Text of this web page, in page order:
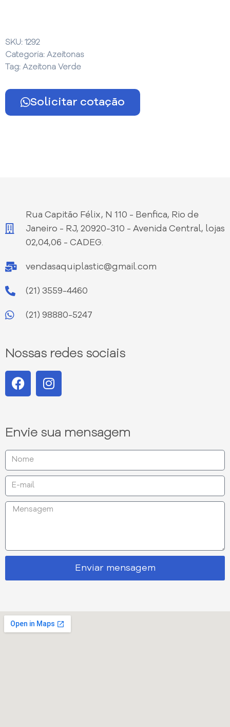
SKU: 1292
Categoria: Azeitonas
Tag: Azeitona Verde
Solicitar cotação
Rua Capitão Félix, N 110 - Benfica, Rio de
Janeiro - RJ, 20920-310 - Avenida Central, lojas
02,04,06 - CADEG.
vendasaquiplastic@gmail.com
(21) 3559-4460
(21) 98880-5247
Nossas redes sociais
Envie sua mensagem
Enviar mensagem